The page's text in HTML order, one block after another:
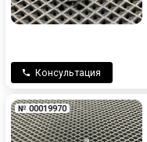
Консультация
№ 00019970